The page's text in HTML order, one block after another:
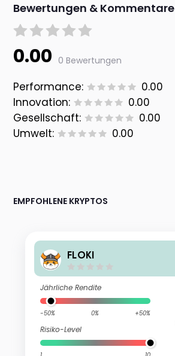
Bewertungen & Kommentare
0.00 0 Bewertungen
Performance:
0.00
Innovation:
0.00
Gesellschaft:
0.00
Umwelt:
0.00
EMPFOHLENE KRYPTOS
FLOKI
Jährliche Rendite
-50% 0% +50%
Risiko-Level